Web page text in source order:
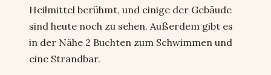
Heilmittel berühmt, und einige der Gebäude
sind heute noch zu sehen. Außerdem gibt es
in der Nähe 2 Buchten zum Schwimmen und
eine Strandbar.